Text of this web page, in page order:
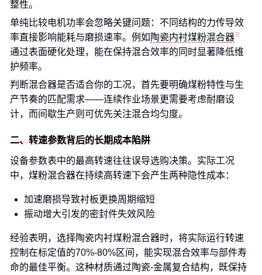
整性。
单纯比较电机功率会忽略关键问题：不同结构的力传导效
率直接影响能耗与磨损速率。例如 陶瓷内衬煤粉混合器
通过表面硬化处理，能在保持混合效率的同时显著降低维
护频率。
判断混合器是否适合你的工况，首先要明确煤粉特性与生
产节奏的匹配需求——连续作业场景更需要考虑耐磨设
计，而间歇生产则可优先关注混合均匀度。
二、转速参数背后的长期成本陷阱
设备参数表中的最高转速往往误导选购决策。实际工况
中，煤粉混合器在持续高转速下会产生两种隐性成本：
加速磨损导致衬板更换周期缩短
振动增大引发的密封件失效风险
经验表明，选择陶瓷内衬煤粉混合器时，将实际运行转速
控制在标定值的70%-80%区间，能实现混合效率与部件寿
命的最佳平衡。这种材质通过陶瓷-金属复合结构，既保持